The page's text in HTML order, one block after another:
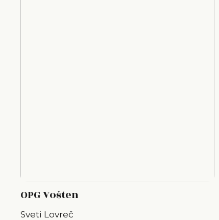
OPG Vošten
Sveti Lovreč